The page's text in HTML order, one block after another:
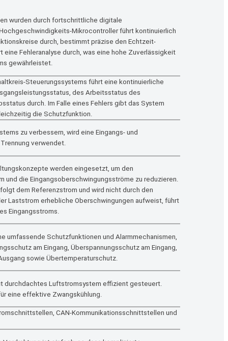
wurden durch fortschrittliche digitale
Mikrocontroller führt kontinuierlich
durch, bestimmt präzise den Echtzeit-
Fehleranalyse durch, was eine hohe Zuverlässigkeit
gewährleistet.
Steuerungssystems führt eine kontinuierliche
des Arbeitsstatus des
durch. Im Falle eines Fehlers gibt das System
die Schutzfunktion.
zu verbessern, wird eine Eingangs- und
verwendet.
werden eingesetzt, um den
und die Eingangsoberschwingungsströme zu reduzieren.
dem Referenzstrom und wird nicht durch den
Laststrom erhebliche Oberschwingungen aufweist, führt
Eingangsstroms.
umfassende Schutzfunktionen und Alarmmechanismen,
am Eingang, Überspannungsschutz am Eingang,
sowie Übertemperaturschutz.
durchdachtes Luftstromsystem effizient gesteuert.
eine effektive Zwangskühlung.
CAN-Kommunikationsschnittstellen und